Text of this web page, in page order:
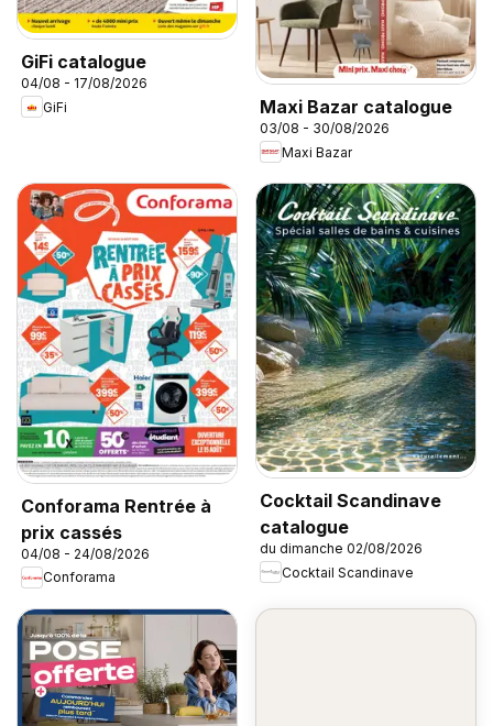
GiFi catalogue
04/08 - 17/08/2026
GiFi
Maxi Bazar catalogue
03/08 - 30/08/2026
Maxi Bazar
Conforama Rentrée à
prix cassés
04/08 - 24/08/2026
Conforama
Cocktail Scandinave
catalogue
du dimanche 02/08/2026
Cocktail Scandinave